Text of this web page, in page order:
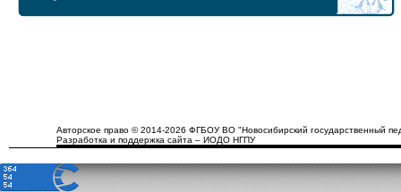
Авторское право © 2014-2026 ФГБОУ ВО "Новосибирский государственный
Разработка и поддержка сайта – ИОДО НГПУ